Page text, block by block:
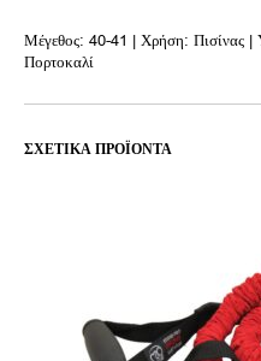
Μέγεθος: 40-41 | Χρήση:
Πορτοκαλί
ΣΧΕΤΙΚΆ ΠΡΟΪΌΝΤΑ